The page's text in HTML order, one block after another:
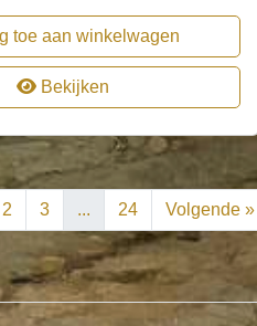
toe aan winkelwagen
Bekijken
2 3 ... 24 Volgende »